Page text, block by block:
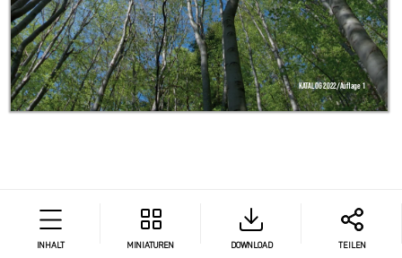
INHALT MINIATUREN DOWNLOAD TEILEN